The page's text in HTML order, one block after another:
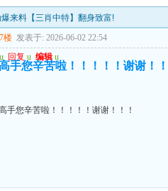
来料【三肖中特】翻身致富!
7楼 发表于: 2026-06-02 22:54
u 回复 u 编辑 u
手您辛苦啦！！！！！谢谢！
手您辛苦啦！！！！！谢谢！！！